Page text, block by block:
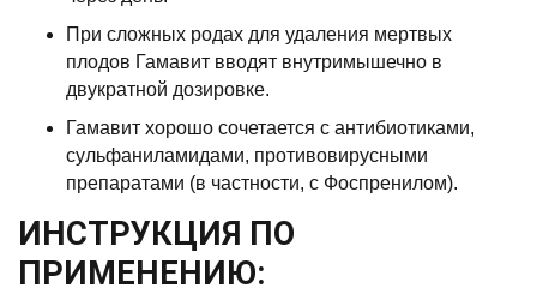
При сложных родах для удаления мертвых
плодов Гамавит вводят внутримышечно в
двукратной дозировке.
Гамавит хорошо сочетается с антибиотиками,
сульфаниламидами, противовирусными
препаратами (в частности, с Фоспренилом).
ИНСТРУКЦИЯ ПО
ПРИМЕНЕНИЮ: